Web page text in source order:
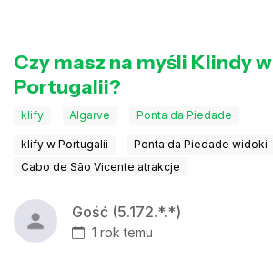
Czy masz na myśli Klindy w
Portugalii?
klify Algarve Ponta da Piedade
klify w Portugalii
Ponta da Piedade widoki
Cabo de São Vicente atrakcje
Gość (5.172.*.*)
1 rok temu